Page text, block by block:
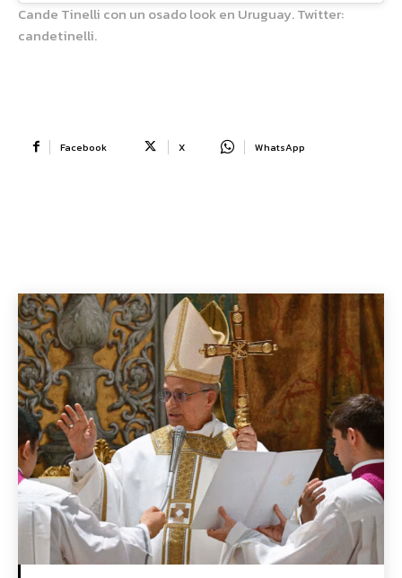
Cande Tinelli con un osado look en Uruguay. Twitter:
candetinelli.
Facebook X WhatsApp